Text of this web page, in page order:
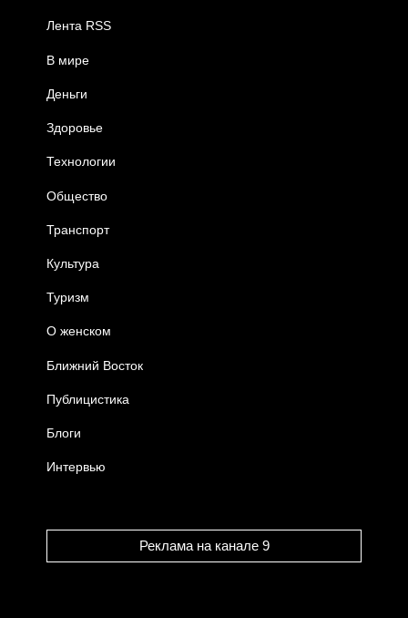
Лента RSS
В мире
Деньги
Здоровье
Технологии
Общество
Транспорт
Культура
Туризм
О женском
Ближний Восток
Публицистика
Блоги
Интервью
Реклама на канале 9